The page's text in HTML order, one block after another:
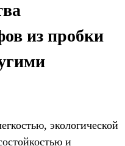
из пробки
экологической
и